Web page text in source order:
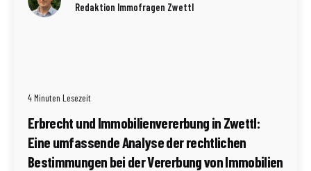
Redaktion Immofragen Zwettl
4 Minuten Lesezeit
Erbrecht und Immobilienvererbung in Zwettl:
Eine umfassende Analyse der rechtlichen
Bestimmungen bei der Vererbung von Immobilien